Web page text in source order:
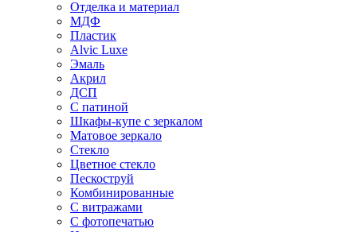
Отделка и материал
МДФ
Пластик
Alvic Luxe
Эмаль
Акрил
ДСП
С патиной
Шкафы-купе с зеркалом
Матовое зеркало
Стекло
Цветное стекло
Пескоструй
Комбинированные
С витражами
С фотопечатью